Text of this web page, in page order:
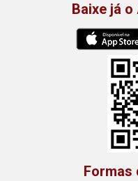
Baixe já
Formas